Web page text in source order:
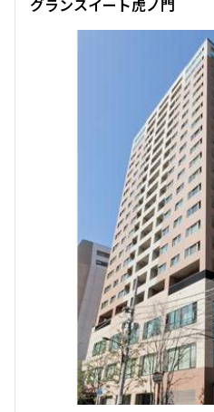
47.88㎡
ペット可
お問合せ
グランスイート虎ノ門